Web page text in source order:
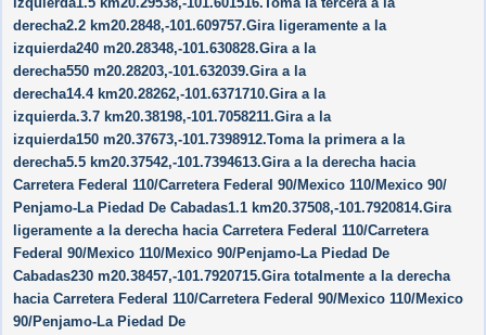
derecha2.2 km20.2848,-101.609757.Gira ligeramente a la
izquierda240 m20.28348,-101.630828.Gira a la
derecha550 m20.28203,-101.632039.Gira a la
derecha14.4 km20.28262,-101.6371710.Gira a la
izquierda.3.7 km20.38198,-101.7058211.Gira a la
izquierda150 m20.37673,-101.7398912.Toma la primera a la
derecha5.5 km20.37542,-101.7394613.Gira a la derecha hacia
Carretera Federal 110/​Carretera Federal 90/​Mexico 110/​Mexico 90/​
Penjamo-La Piedad De Cabadas1.1 km20.37508,-101.7920814.Gira
ligeramente a la derecha hacia Carretera Federal 110/​Carretera
Federal 90/​Mexico 110/​Mexico 90/​Penjamo-La Piedad De
Cabadas230 m20.38457,-101.7920715.Gira totalmente a la derecha
hacia Carretera Federal 110/​Carretera Federal 90/​Mexico 110/​Mexico
90/​Penjamo-La Piedad De